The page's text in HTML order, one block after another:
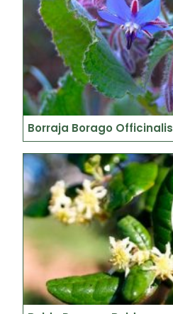
Borraja Borago Officinalis